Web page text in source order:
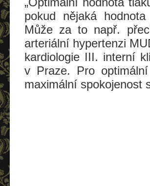
pokud nějaká
Může za to např.
arteriální hypertenzi
kardiologie III. interní
v Praze. Pro
maximální spokojenost